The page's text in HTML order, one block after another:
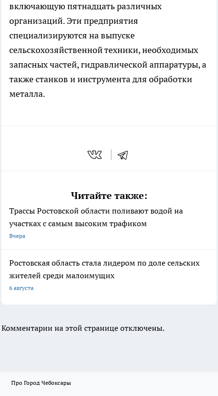
включающую пятнадцать различных
организаций. Эти предприятия
специализируются на выпуске
сельскохозяйственной техники, необходимых
запасных частей, гидравлической аппаратуры, а
также станков и инструмента для обработки
металла.
Читайте также:
Трассы Ростовской области поливают водой на
участках с самым высоким трафиком
Вчера
Ростовская область стала лидером по доле сельских
жителей среди малоимущих
6 августа
Комментарии на этой странице отключены.
Про Город Чебоксары